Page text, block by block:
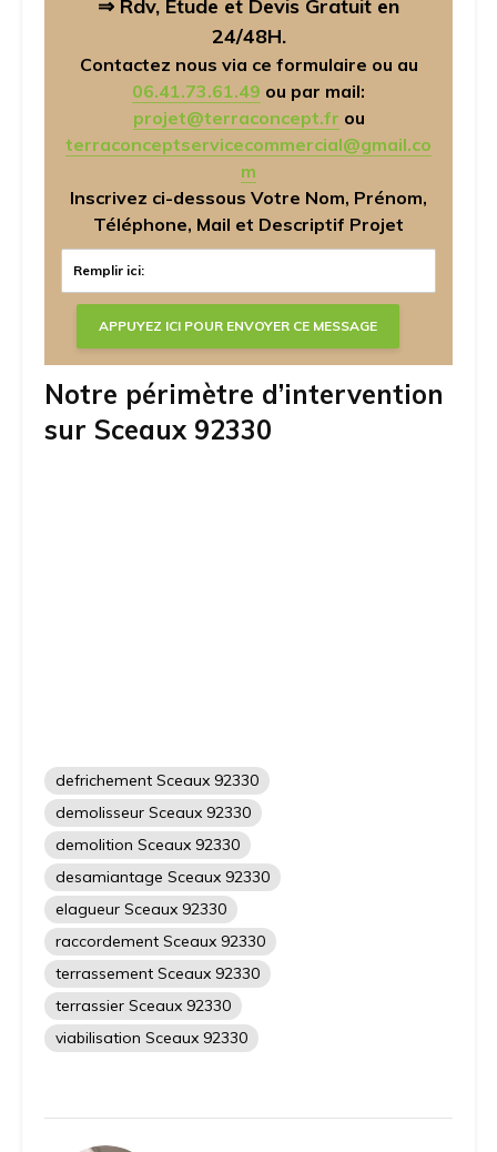
⇒ Rdv, Etude et Devis Gratuit en
24/48H.
Contactez nous via ce formulaire ou au
06.41.73.61.49 ou par mail:
projet@terraconcept.fr ou
terraconceptservicecommercial@gmail.co
m
Inscrivez ci-dessous Votre Nom, Prénom,
Téléphone, Mail et Descriptif Projet
Notre périmètre d’intervention
sur Sceaux 92330
defrichement Sceaux 92330
demolisseur Sceaux 92330
demolition Sceaux 92330
desamiantage Sceaux 92330
elagueur Sceaux 92330
raccordement Sceaux 92330
terrassement Sceaux 92330
terrassier Sceaux 92330
viabilisation Sceaux 92330